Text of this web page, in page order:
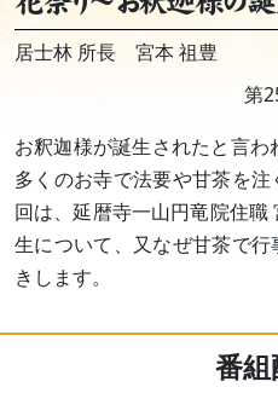
居士林 所長 宮本 祖豊
第
お釈迦様が誕生されたと言
多くのお寺で法要や甘茶を
回は、延暦寺一山円竜院住
生について、又なぜ甘茶で
きします。
番